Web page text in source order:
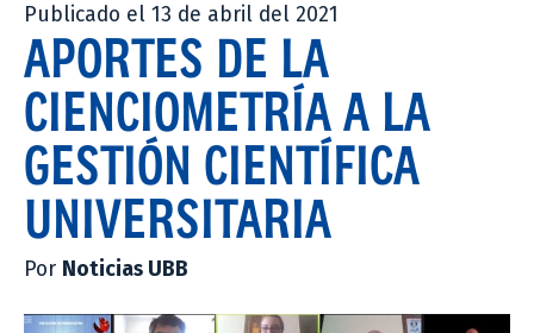
Publicado el 13 de abril del 2021
APORTES DE LA
CIENCIOMETRÍA A LA
GESTIÓN CIENTÍFICA
UNIVERSITARIA
Por Noticias UBB